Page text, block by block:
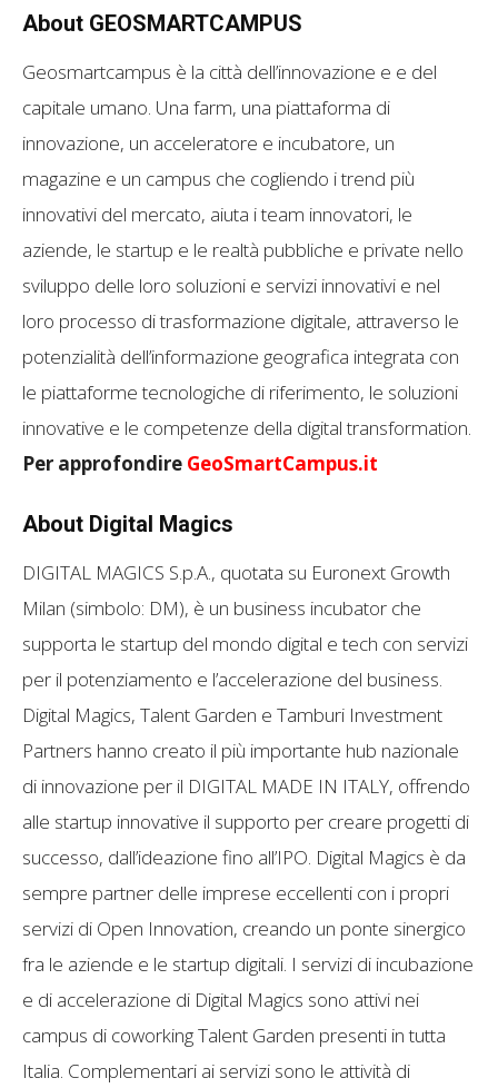
About GEOSMARTCAMPUS
Geosmartcampus è la città dell’innovazione e e del
capitale umano. Una farm, una piattaforma di
innovazione, un acceleratore e incubatore, un
magazine e un campus che cogliendo i trend più
innovativi del mercato, aiuta i team innovatori, le
aziende, le startup e le realtà pubbliche e private nello
sviluppo delle loro soluzioni e servizi innovativi e nel
loro processo di trasformazione digitale, attraverso le
potenzialità dell’informazione geografica integrata con
le piattaforme tecnologiche di riferimento, le soluzioni
innovative e le competenze della digital transformation.
Per approfondire GeoSmartCampus.it
About Digital Magics
DIGITAL MAGICS S.p.A., quotata su Euronext Growth
Milan (simbolo: DM), è un business incubator che
supporta le startup del mondo digital e tech con servizi
per il potenziamento e l’accelerazione del business.
Digital Magics, Talent Garden e Tamburi Investment
Partners hanno creato il più importante hub nazionale
di innovazione per il DIGITAL MADE IN ITALY, offrendo
alle startup innovative il supporto per creare progetti di
successo, dall’ideazione fino all’IPO. Digital Magics è da
sempre partner delle imprese eccellenti con i propri
servizi di Open Innovation, creando un ponte sinergico
fra le aziende e le startup digitali. I servizi di incubazione
e di accelerazione di Digital Magics sono attivi nei
campus di coworking Talent Garden presenti in tutta
Italia. Complementari ai servizi sono le attività di